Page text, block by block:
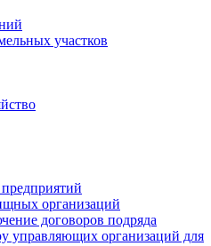
участков
организаций
договоров подряда
управляющих организаций для